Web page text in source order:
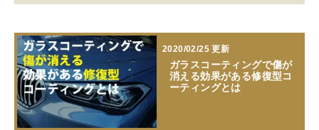
2020/02/25 更新
ガラスコーティングで傷が
消える効果がある修復型コ
ーティングとは